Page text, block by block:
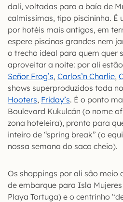
dali, voltadas para a baía de
calmíssimas, tipo piscininha. É
por hotéis mais antigos, em
espere piscinas grandes nem
o trecho ideal para quem quer
aproveitar a noite: por ali
Señor Frog’s, Carlos’n Charlie,
shows superproduzidos toda
Hooters, Friday’s. É o ponto
Boulevard Kukulcán (o nome
zona hoteleira), pronto para
inteiro de “spring break” (o
nossa semana do saco cheio).
Os shoppings por ali são meio
de embarque para Isla
Playa Tortuga) e o centrinho